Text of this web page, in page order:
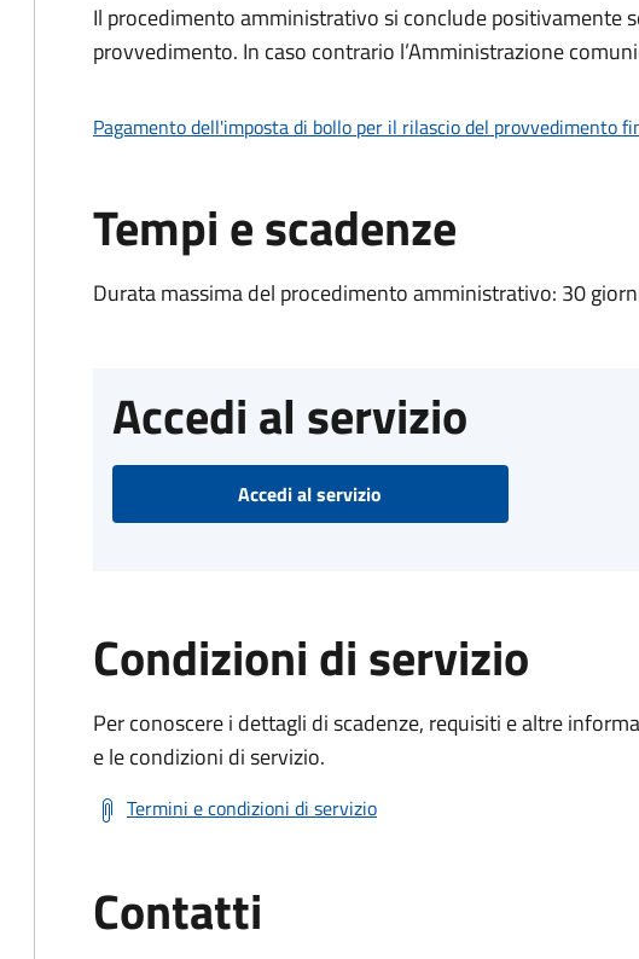
Il procedimento amministrativo si conclude positivamente
provvedimento. In caso contrario l’Amministrazione
Pagamento dell'imposta di bollo per il rilascio del provvedimento
Tempi e scadenze
Durata massima del procedimento amministrativo: 30
Accedi al servizio
Accedi al servizio
Condizioni di servizio
Per conoscere i dettagli di scadenze, requisiti e altre
e le condizioni di servizio.
Termini e condizioni di servizio
Contatti